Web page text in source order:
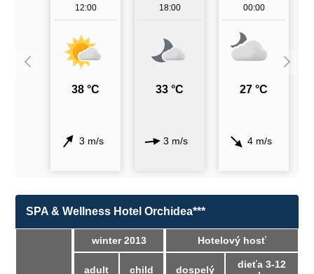
12:00
38 °C
3 m/s
18:00
33 °C
3 m/s
00:00
27 °C
4 m/s
SPA & Wellness Hotel Orchidea***
winter 2013 Hotelový hosť
adult child dospelý
dieťa 3-12